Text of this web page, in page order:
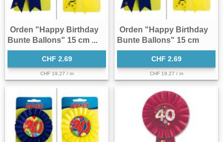
Orden "Happy Birthday
Bunte Ballons" 15 cm ...
CHF 2.69
CHF 19.27 / m
Orden "Happy Birthday
Bunte Ballons" 15 cm
CHF 2.69
CHF 19.27 / m